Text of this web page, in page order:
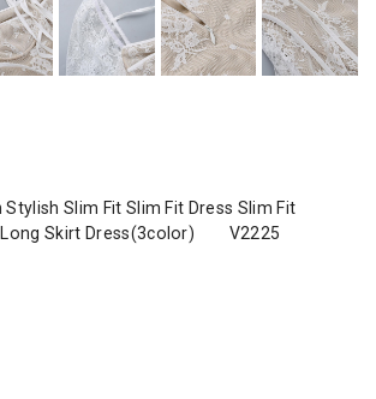
Stylish Slim Fit Slim Fit Dress Slim Fit
Long Skirt Dress(3color) V2225